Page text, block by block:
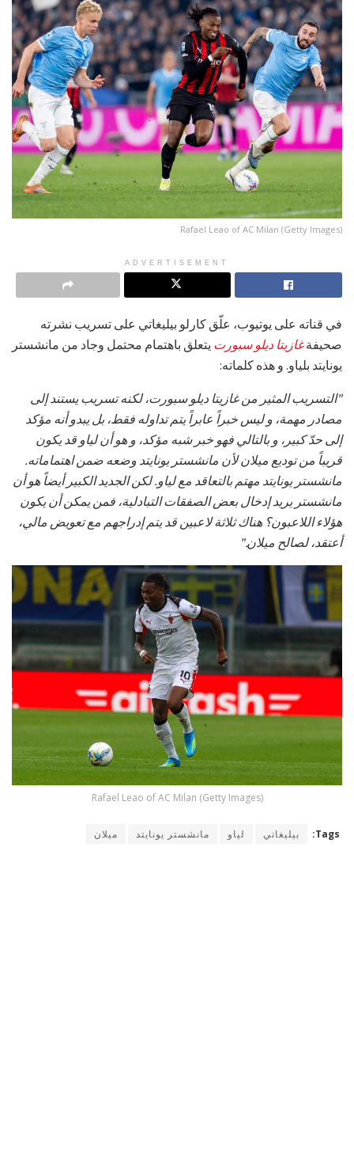
Rafael Leao of AC Milan (Getty Images)
ADVERTISEMENT
في قناته على يوتيوب، علّق كارلو بيليغاتي على تسريب نشرته
صحيفةغازيتا ديلو سبورت يتعلق باهتمام محتمل وجاد من مانشستر
يونايتد بلياو. و هذه كلماته:
"التسريب المثير من غازيتا ديلو سبورت، لكنه تسريب يستند إلى
مصادر مهمة، و ليس خبراً عابراً يتم تداوله فقط، بل يبدو أنه مؤكد
إلى حدّ كبير، و بالتالي فهو خبر شبه مؤكد، و هو أن لياو قد يكون
قريباً من توديع ميلان لأن مانشستر يونايتد وضعه ضمن اهتماماته.
مانشستر يونايتد مهتم بالتعاقد مع لياو. لكن الجديد الكبير أيضاً هو أن
مانشستر يريد إدخال بعض الصفقات التبادلية، فمن يمكن أن يكون
هؤلاء اللاعبون؟ هناك ثلاثة لاعبين قد يتم إدراجهم مع تعويض مالي،
أعتقد، لصالح ميلان."
Rafael Leao of AC Milan (Getty Images)
Tags: بيليغاتي لياو مانشستر يونايتد ميلان